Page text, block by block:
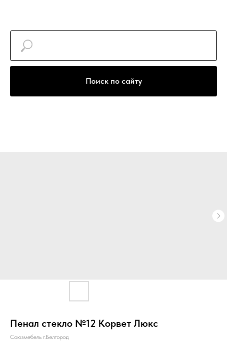
Поиск по сайту
Пенал стекло №12 Корвет Люкс
Союзмебель г.Белгород